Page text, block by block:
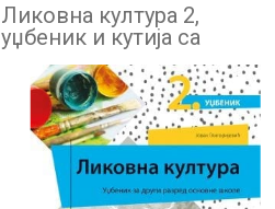
Ликовна култура 2,
уџбеник и кутија са
додатним материјалима за
други разред